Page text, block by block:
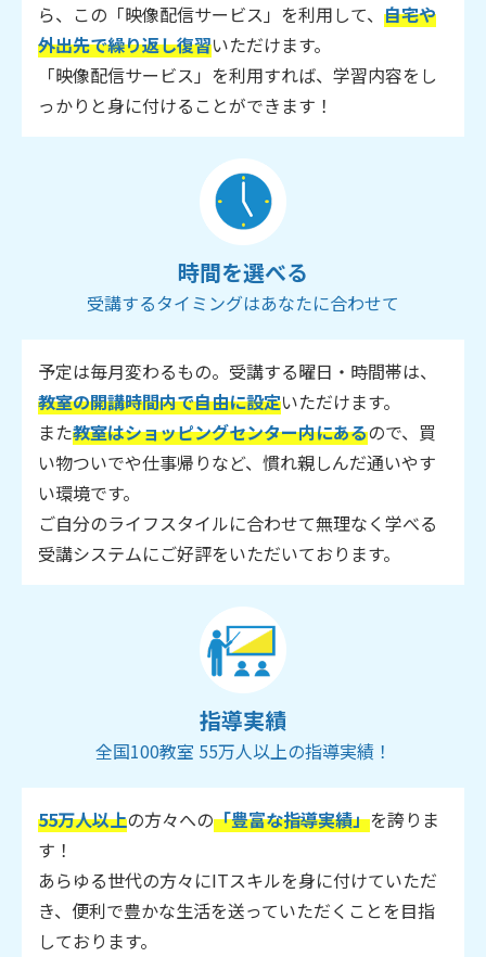
ら、この「映像配信サービス」を利用して、 自宅や
外出先で繰り返し復習いただけます。
「映像配信サービス」を利用すれば、学習内容をし
っかりと身に付けることができます！
時間を選べる
受講するタイミングはあなたに合わせて
予定は毎月変わるもの。受講する曜日・時間帯は、
教室の開講時間内で自由に設定いただけます。
また教室はショッピングセンター内にあるので、買
い物ついでや仕事帰りなど、慣れ親しんだ通いやす
い環境です。
ご自分のライフスタイルに合わせて無理なく学べる
受講システムにご好評をいただいております。
指導実績
全国100教室 55万人以上の指導実績！
55万人以上の方々への「豊富な指導実績」を誇りま
す！
あらゆる世代の方々にITスキルを身に付けていただ
き、便利で豊かな生活を送っていただくことを目指
しております。